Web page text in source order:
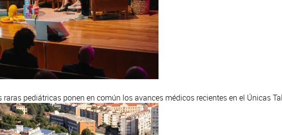
raras pediátricas ponen en común los avances médicos recientes en el Únicas